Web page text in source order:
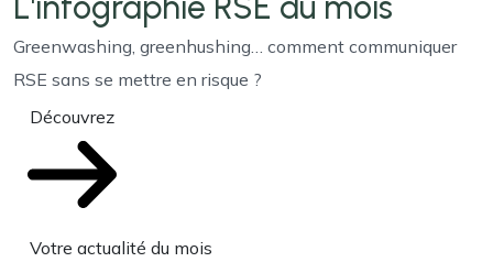
Greenwashing, greenhushing… comment communiquer
RSE sans se mettre en risque ?
Découvrez
Votre actualité du mois